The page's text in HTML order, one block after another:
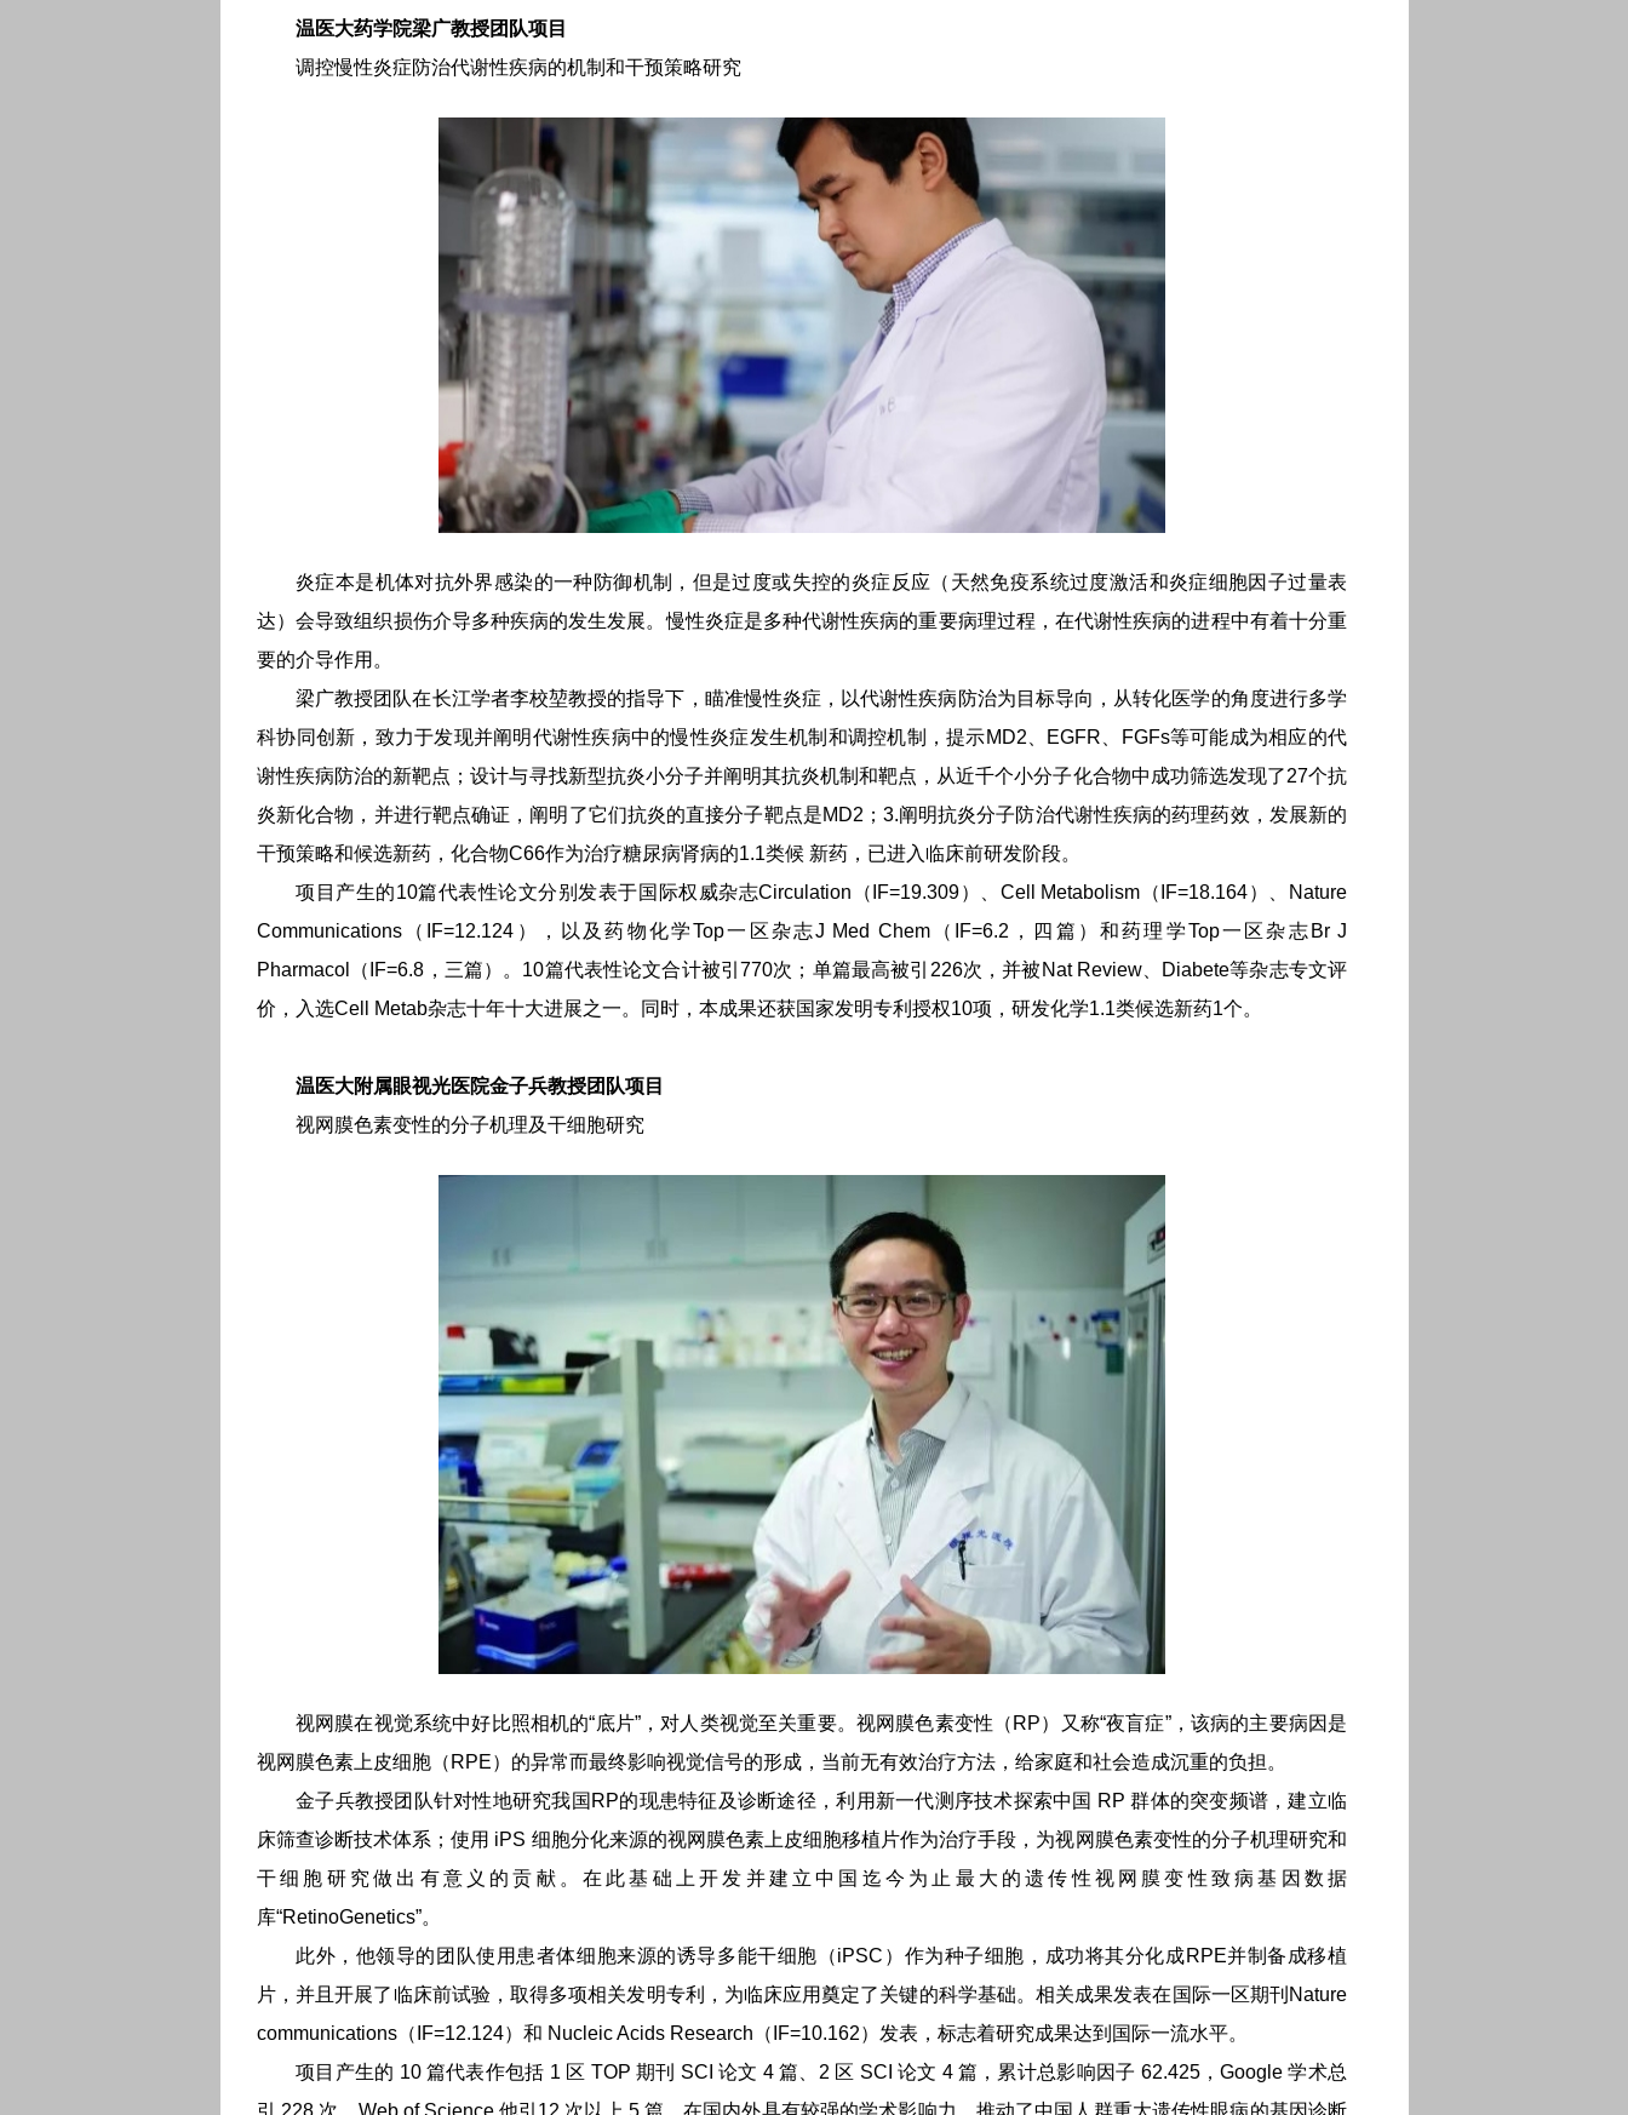
温医大药学院梁广教授团队项目
调控慢性炎症防治代谢性疾病的机制和干预策略研究
炎症本是机体对抗外界感染的一种防御机制，但是过度或失控的炎症反应（天然免疫系统过度激活和炎症细胞因子过量表
达）会导致组织损伤介导多种疾病的发生发展。慢性炎症是多种代谢性疾病的重要病理过程，在代谢性疾病的进程中有着十分重
要的介导作用。
梁广教授团队在长江学者李校堃教授的指导下，瞄准慢性炎症，以代谢性疾病防治为目标导向，从转化医学的角度进行多学
科协同创新，致力于发现并阐明代谢性疾病中的慢性炎症发生机制和调控机制，提示MD2、EGFR、FGFs等可能成为相应的代
谢性疾病防治的新靶点；设计与寻找新型抗炎小分子并阐明其抗炎机制和靶点，从近千个小分子化合物中成功筛选发现了27个抗
炎新化合物，并进行靶点确证，阐明了它们抗炎的直接分子靶点是MD2；3.阐明抗炎分子防治代谢性疾病的药理药效，发展新的
干预策略和候选新药，化合物C66作为治疗糖尿病肾病的1.1类候 新药，已进入临床前研发阶段。
项目产生的10篇代表性论文分别发表于国际权威杂志Circulation（IF=19.309）、Cell Metabolism（IF=18.164）、Nature
Communications（IF=12.124），以及药物化学Top一区杂志J Med Chem（IF=6.2，四篇）和药理学Top一区杂志Br J
Pharmacol（IF=6.8，三篇）。10篇代表性论文合计被引770次；单篇最高被引226次，并被Nat Review、Diabete等杂志专文评
价，入选Cell Metab杂志十年十大进展之一。同时，本成果还获国家发明专利授权10项，研发化学1.1类候选新药1个。
温医大附属眼视光医院金子兵教授团队项目
视网膜色素变性的分子机理及干细胞研究
视网膜在视觉系统中好比照相机的“底片”，对人类视觉至关重要。视网膜色素变性（RP）又称“夜盲症”，该病的主要病因是
视网膜色素上皮细胞（RPE）的异常而最终影响视觉信号的形成，当前无有效治疗方法，给家庭和社会造成沉重的负担。
金子兵教授团队针对性地研究我国RP的现患特征及诊断途径，利用新一代测序技术探索中国 RP 群体的突变频谱，建立临
床筛查诊断技术体系；使用 iPS 细胞分化来源的视网膜色素上皮细胞移植片作为治疗手段，为视网膜色素变性的分子机理研究和
干细胞研究做出有意义的贡献。在此基础上开发并建立中国迄今为止最大的遗传性视网膜变性致病基因数据
库“RetinoGenetics”。
此外，他领导的团队使用患者体细胞来源的诱导多能干细胞（iPSC）作为种子细胞，成功将其分化成RPE并制备成移植
片，并且开展了临床前试验，取得多项相关发明专利，为临床应用奠定了关键的科学基础。相关成果发表在国际一区期刊Nature
communications（IF=12.124）和 Nucleic Acids Research（IF=10.162）发表，标志着研究成果达到国际一流水平。
项目产生的 10 篇代表作包括 1 区 TOP 期刊 SCI 论文 4 篇、2 区 SCI 论文 4 篇，累计总影响因子 62.425，Google 学术总
引 228 次，Web of Science 他引12 次以上 5 篇，在国内外具有较强的学术影响力。推动了中国人群重大遗传性眼病的基因诊断